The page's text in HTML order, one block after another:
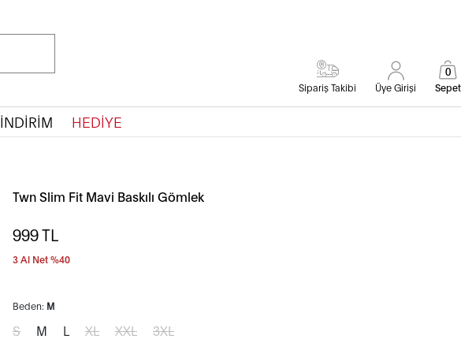
Sipariş Takibi Üye Girişi Sepet
0
İNDİRİM HEDİYE
Twn Slim Fit Mavi Baskılı Gömlek
999TL
3 Al Net %40
Beden: M
S M L XL XXL 3XL